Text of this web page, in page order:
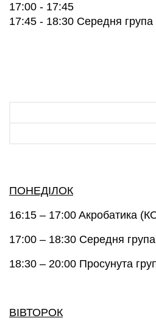
17:00 - 17:45
17:45 - 18:30 Середня група
ПОНЕДIЛОК
16:15 – 17:00 Aкробатика
17:00 – 18:30 Середня
18:30 – 20:00 Просунута
ВIВТОРОК